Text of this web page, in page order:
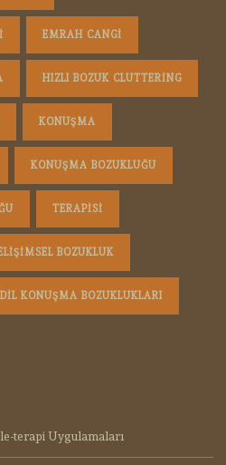
EMRAH CANGI
HIZLI BOZUK CLUTTERING
KONUŞMA
KONUŞMA BOZUKLUĞU
TERAPISI
BOZUKLUK
KONUŞMA BOZUKLUKLARI
terapi Uygulamaları